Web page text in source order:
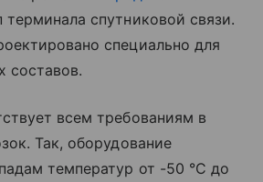
терминала спутниковой связи.
специально для
составов.
всем требованиям в
Так, оборудование
температур от -50 °C до